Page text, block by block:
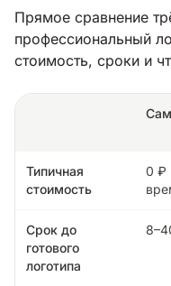
Прямое сравнение
профессиональный
стоимость, сроки и
Типичная
стоимость
0 ₽
Срок до
готового
логотипа